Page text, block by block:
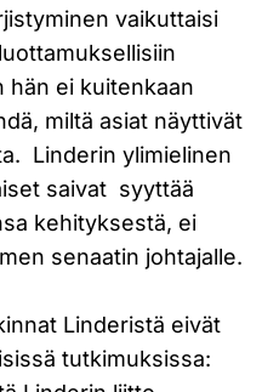
vaikuttaisi
hän ei kuitenkaan
miltä asiat näyttivät
Linderin ylimielinen
saivat syyttää
kehityksestä, ei
senaatin johtajalle.
Linderistä eivät
tutkimuksissa: